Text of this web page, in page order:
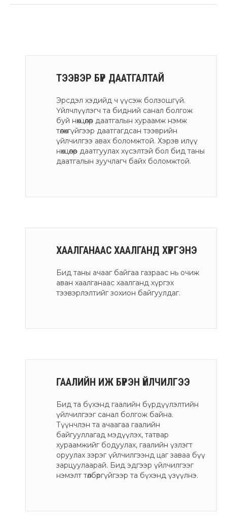
ТЭЭВЭР БҮР ДААТГАЛТАЙ
Эрсдэл хэдийд ч үүсэж болзошгүй.
Үйлчлүүлэгч та бидний санал болгож
буй нөхцөлөөр даатгалын хураамж нэмж
төлөхгүйгээр даатгагдсан тээврийн
үйлчилгээ авах боломжтой. Хэрэв илүү
нөхцөлөөр даатгуулах хүсэлтэй бол бид таны
даатгалын зуучлагч байх боломжтой.
ХААЛГАНААС ХААЛГАНД ХҮРГЭНЭ
Бид таны ачааг байгаа газраас нь очиж
аван хаалганаас хаалганд хүргэх
тээвэрлэлтийг зохион байгуулдаг.
ГААЛИЙН ИЖ БҮРЭН ҮЙЛЧИЛГЭЭ
Бид та бүхэнд гаалийн бүрдүүлэлтийн
үйлчилгээг санал болгож байна.
Түүнчлэн та ачаагаа гаалийн
байгууллагад мэдүүлэх, татвар
хураамжийг бодуулах, гаалийн үзлэгт
оруулах зэрэг үйлчилгээнд цаг заваа бүү
зарцуулаарай. Бид эдгээр үйлчилгээг
нэмэлт төлбөргүйгээр та бүхэнд үзүүлнэ.